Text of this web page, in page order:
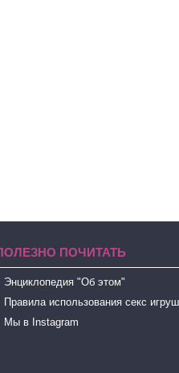
ПОЧИТАТЬ
Энциклопедия "Об этом"
Правила использования секс
Мы в Instagram